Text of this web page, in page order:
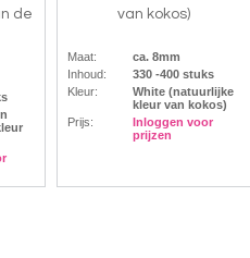
de
van kokos)
Maat:
ca. 8mm
Inhoud:
330 -400 stuks
Kleur:
White (natuurlijke
kleur van kokos)
Prijs:
Inloggen voor
prijzen